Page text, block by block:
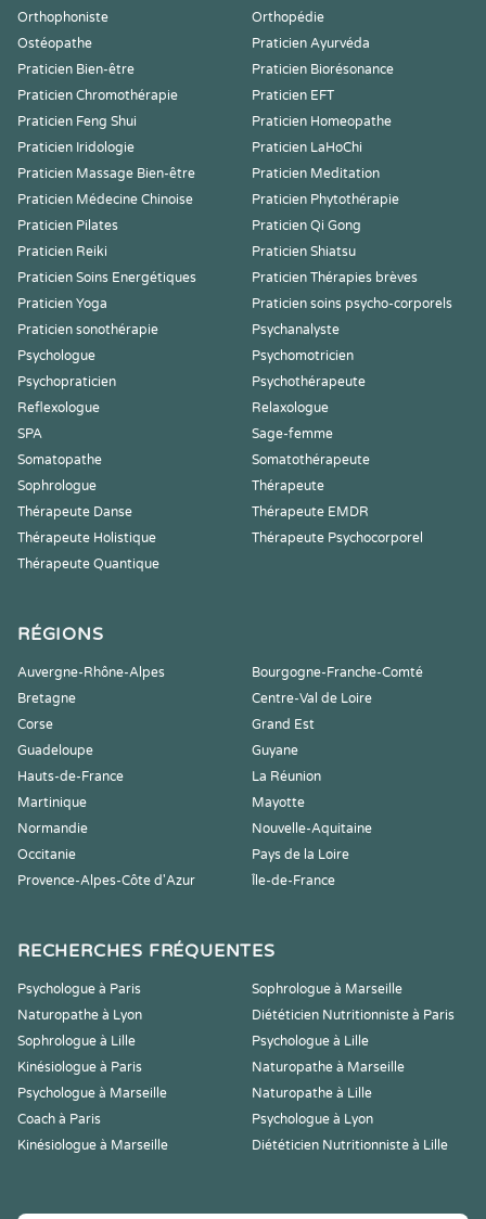
Orthophoniste
Orthopédie
Ostéopathe
Praticien Ayurvéda
Praticien Bien-être
Praticien Biorésonance
Praticien Chromothérapie
Praticien EFT
Praticien Feng Shui
Praticien Homeopathe
Praticien Iridologie
Praticien LaHoChi
Praticien Massage Bien-être
Praticien Meditation
Praticien Médecine Chinoise
Praticien Phytothérapie
Praticien Pilates
Praticien Qi Gong
Praticien Reiki
Praticien Shiatsu
Praticien Soins Energétiques
Praticien Thérapies brèves
Praticien Yoga
Praticien soins psycho-corporels
Praticien sonothérapie
Psychanalyste
Psychologue
Psychomotricien
Psychopraticien
Psychothérapeute
Reflexologue
Relaxologue
SPA
Sage-femme
Somatopathe
Somatothérapeute
Sophrologue
Thérapeute
Thérapeute Danse
Thérapeute EMDR
Thérapeute Holistique
Thérapeute Psychocorporel
Thérapeute Quantique
RÉGIONS
Auvergne-Rhône-Alpes
Bourgogne-Franche-Comté
Bretagne
Centre-Val de Loire
Corse
Grand Est
Guadeloupe
Guyane
Hauts-de-France
La Réunion
Martinique
Mayotte
Normandie
Nouvelle-Aquitaine
Occitanie
Pays de la Loire
Provence-Alpes-Côte d'Azur
Île-de-France
RECHERCHES FRÉQUENTES
Psychologue à Paris
Sophrologue à Marseille
Naturopathe à Lyon
Diététicien Nutritionniste à Paris
Sophrologue à Lille
Psychologue à Lille
Kinésiologue à Paris
Naturopathe à Marseille
Psychologue à Marseille
Naturopathe à Lille
Coach à Paris
Psychologue à Lyon
Kinésiologue à Marseille
Diététicien Nutritionniste à Lille